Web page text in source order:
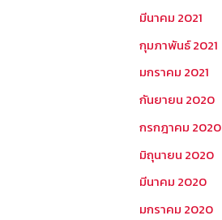
มีนาคม 2021
กุมภาพันธ์ 2021
มกราคม 2021
กันยายน 2020
กรกฎาคม 2020
มิถุนายน 2020
มีนาคม 2020
มกราคม 2020